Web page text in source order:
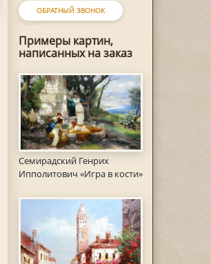
ОБРАТНЫЙ ЗВОНОК
Примеры картин,
написанных на заказ
Семирадский Генрих
Ипполитович «Игра в кости»